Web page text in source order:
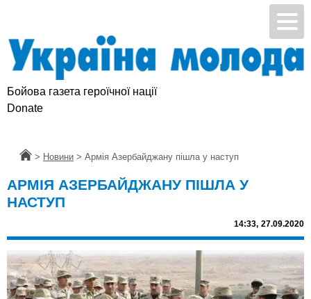
Бойова газета героїчної нації
Donate
Головна
> Новини > Армія Азербайджану пішла у наступ
АРМІЯ АЗЕРБАЙДЖАНУ ПІШЛА У
НАСТУП
14:33, 27.09.2020